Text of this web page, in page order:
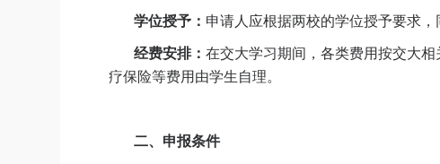
学位授予： 申请人应根据两校的学位授予要求
经费安排： 在交大学习期间，各类费用按交大
疗保险等费用由学生自理。
二、申报条件